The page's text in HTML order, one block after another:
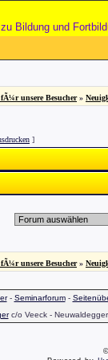
Bildung und
unsere Besucher»
]
unsere Besucher»
- Seminarforum-
c/o Veeck -